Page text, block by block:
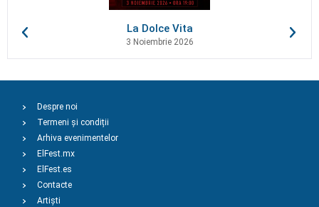
La Dolce Vita
3 Noiembrie 2026
Despre noi
Termeni și condiții
Arhiva evenimentelor
ElFest.mx
ElFest.es
Contacte
Artiști